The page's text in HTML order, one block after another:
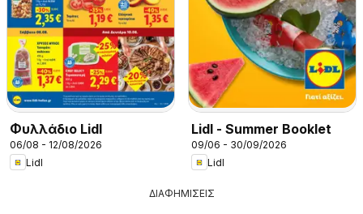
Φυλλάδιο Lidl
06/08 - 12/08/2026
Lidl
Lidl - Summer Booklet
09/06 - 30/09/2026
Lidl
ΔΙΑΦΗΜΙΣΕΙΣ